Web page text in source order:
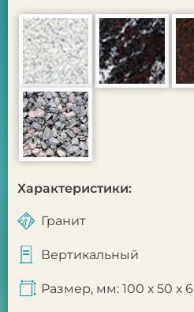
Характеристики:
Гранит
Вертикальный
Размер, мм: 100 х 50 х 6